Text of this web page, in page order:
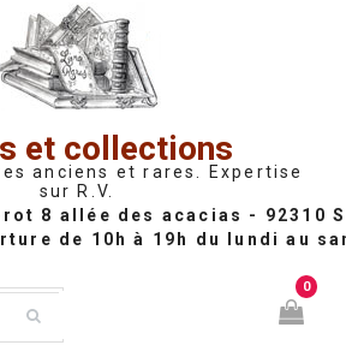
et collections
anciens et rares. Expertise
sur R.V.
0